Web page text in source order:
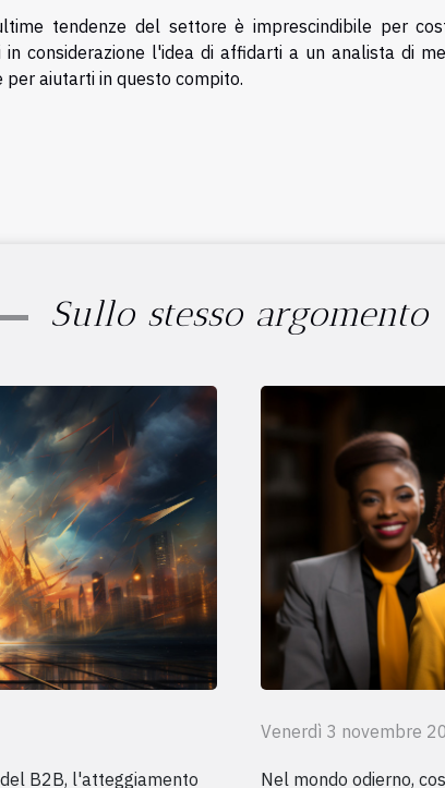
tendenze del settore è imprescindibile per
considerazione l'idea di affidarti a un analista di
aiutarti in questo compito.
Sullo stesso argomento
B2B, l'atteggiamento
Venerdì 3 novembre
Nel mondo odierno,